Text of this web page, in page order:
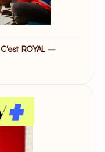
ROYAL –